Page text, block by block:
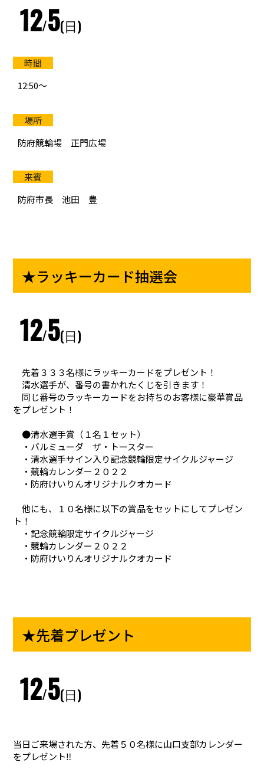
防府競輪をお楽しみいただくために
来場者の肖像権について
12/5(日)
12:50〜
防府競輪場 正門広場
防府市長 池田 豊
★ラッキーカード抽選会
12/5(日)
先着３３３名様にラッキーカードをプレゼント！
清水選手が、番号の書かれたくじを引きます！
同じ番号のラッキーカードをお持ちのお客様に豪華賞品
をプレゼント！
●清水選手賞（１名１セット）
・バルミューダ ザ・トースター
・清水選手サイン入り記念競輪限定サイクルジャージ
・競輪カレンダー２０２２
・防府けいりんオリジナルクオカード
他にも、１０名様に以下の賞品をセットにしてプレゼン
ト！
・記念競輪限定サイクルジャージ
・競輪カレンダー２０２２
・防府けいりんオリジナルクオカード
★先着プレゼント
12/5(日)
当日ご来場された方、先着５０名様に山口支部カレンダー
をプレゼント‼